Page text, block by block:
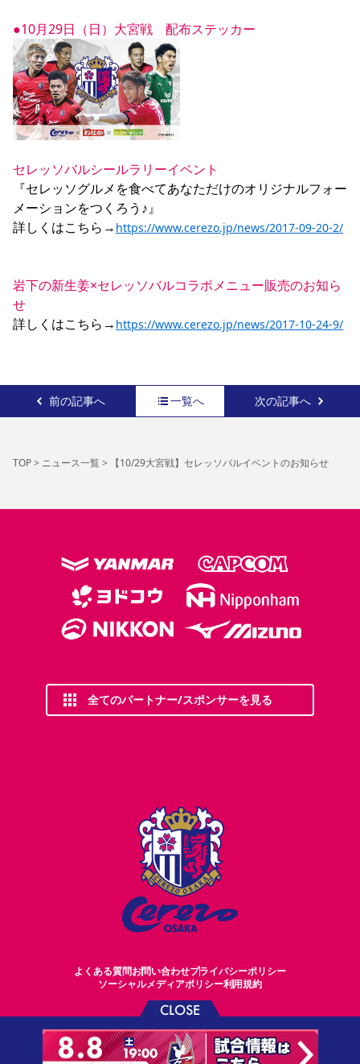
CLOSE
●10月29日（日）大宮戦　配布ステッカー
セレッソバルシールラリーイベント
『セレッソグルメを食べてあなただけのオリジナルフォー
メーションをつくろう♪』
詳しくはこちら→ https://www.cerezo.jp/news/2017-09-20-2/
岩下の新生姜×セレッソバルコラボメニュー販売のお知ら
せ
詳しくはこちら→ https://www.cerezo.jp/news/2017-10-24-9/
前の記事へ 一覧へ 次の記事へ
TOP> ニュース一覧> 【10/29大宮戦】セレッソバルイベントのお知らせ
全てのパートナー/スポンサーを見る
よくある質問お問い合わせプライバシーポリシー
ソーシャルメディアポリシー利用規約
©CEREZO OSAKA CO.,LTD.